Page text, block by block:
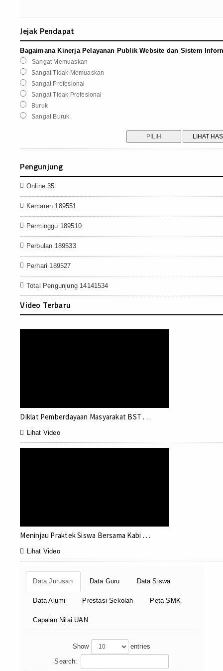
Jejak Pendapat
Bagaimana Kinerja Pelayanan Publik Website dan Sistem
Sangat Memuaskan
Sangat Tidak Memuaskan
Sangat Profesional
Sangat Tidak Profesional
Buruk
Sangat Buruk
Pengunjung
Online 35
Kemaren 189551
Perminggu 189510
Perbulan 189533
Perhari 189527
Total Pengunjung 14141534
Video Terbaru
Diklat Pemberdayaan Masyarakat BST . . .
 Lihat Video
Meninjau Praktek Siswa Bersama Kabi . . .
 Lihat Video
Data Jurusan Data Guru Data Siswa
Data Alumi Prestasi Sekolah Peta SMK
Capaian Nilai UAN
Show
entries
Search: